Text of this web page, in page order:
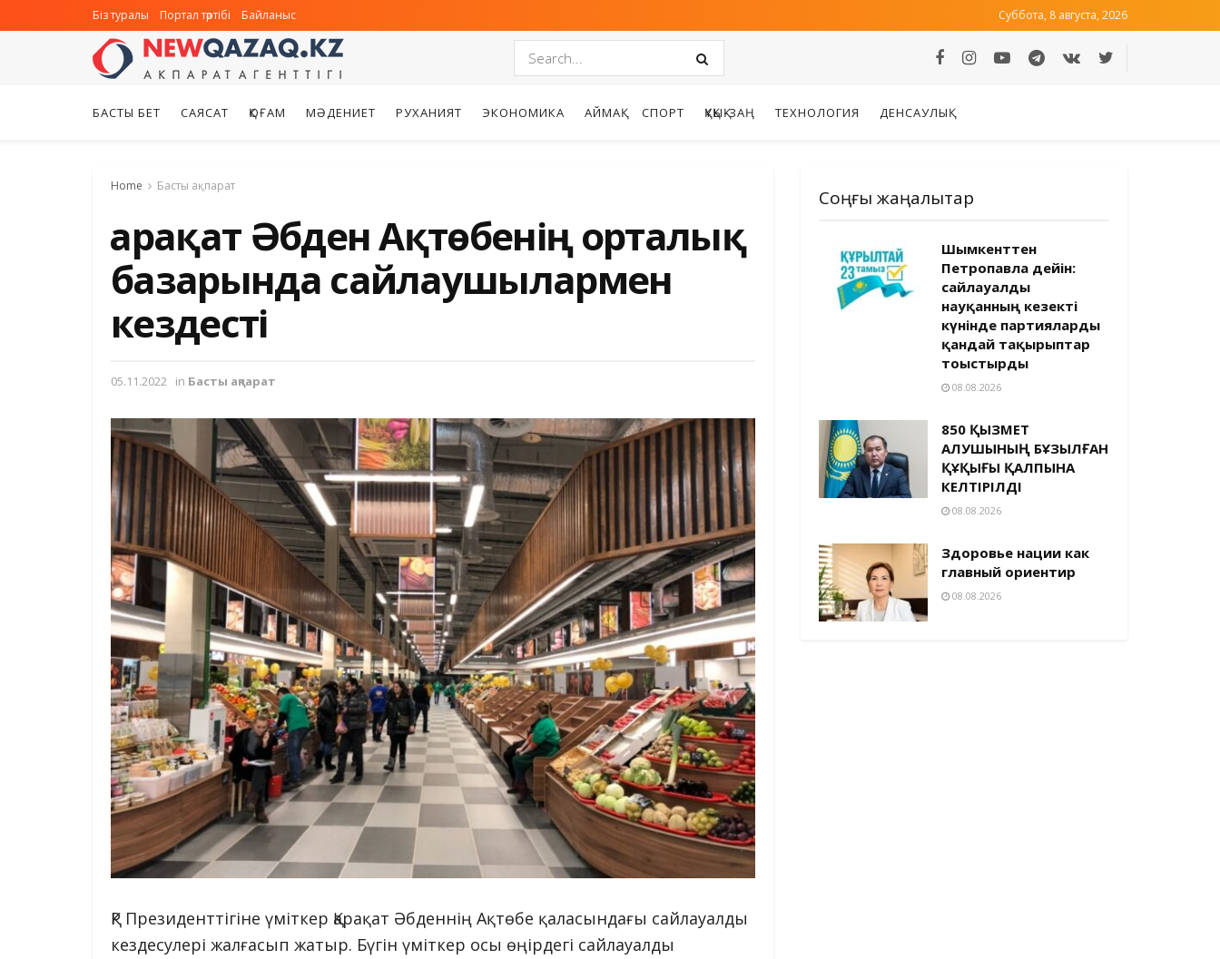
Біз туралы Портал тәртібі Байланыс Суббота, 8 августа, 2026
БАСТЫ БЕТ САЯСАТ ҚОҒАМ МӘДЕНИЕТ РУХАНИЯТ ЭКОНОМИКА АЙМАҚ СПОРТ ҚҰҚЫҚ-ЗАҢ ТЕХНОЛОГИЯ ДЕНСАУЛЫҚ
Home Басты ақпарат
Қарақат Әбден Ақтөбенің орталық
базарында сайлаушылармен
кездесті
05.11.2022 in Басты ақпарат
ҚР Президенттігіне үміткер Қарақат Әбденнің Ақтөбе қаласындағы сайлауалды
кездесулері жалғасып жатыр. Бүгін үміткер осы өңірдегі сайлауалды
Соңғы жаңалықтар
Шымкенттен
Петропавлға дейін:
сайлауалды
науқанның кезекті
күнінде партияларды
қандай тақырыптар
тоғыстырды
08.08.2026
850 ҚЫЗМЕТ
АЛУШЫНЫҢ БҰЗЫЛҒАН
ҚҰҚЫҒЫ ҚАЛПЫНА
КЕЛТІРІЛДІ
08.08.2026
Здоровье нации как
главный ориентир
08.08.2026